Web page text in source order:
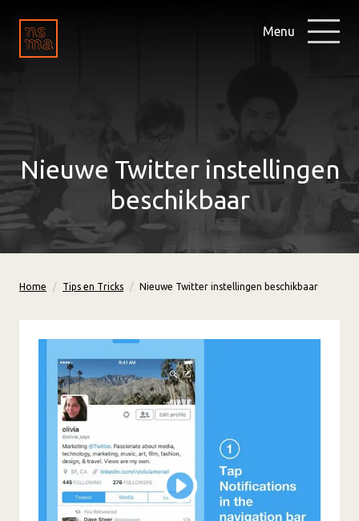
Menu
Nieuwe Twitter instellingen
beschikbaar
Home Tips en Tricks Nieuwe Twitter instellingen beschikbaar